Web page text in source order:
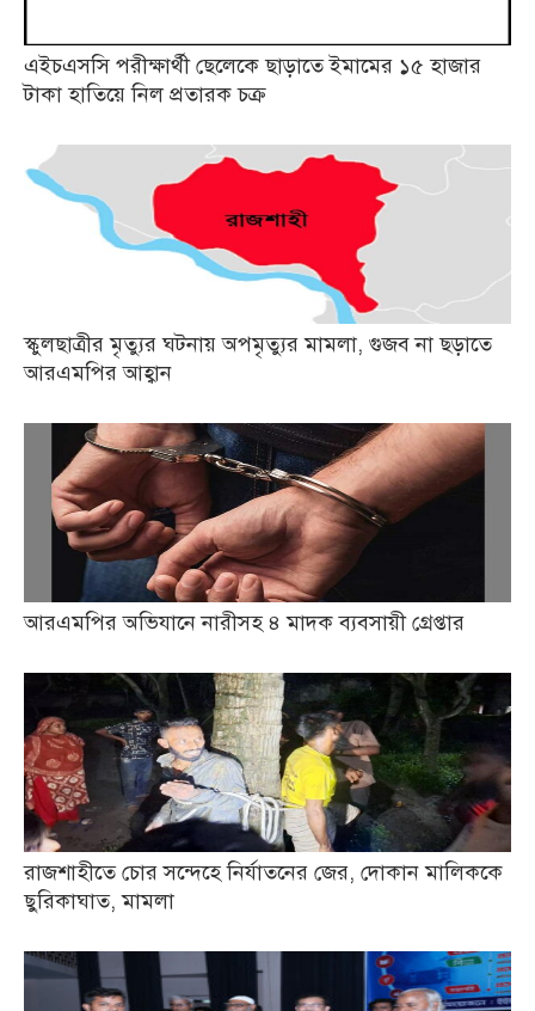
এইচএসসি পরীক্ষার্থী ছেলেকে ছাড়াতে ইমামের ১৫ হাজার
টাকা হাতিয়ে নিল প্রতারক চক্র
স্কুলছাত্রীর মৃত্যুর ঘটনায় অপমৃত্যুর মামলা, গুজব না ছড়াতে
আরএমপির আহ্বান
আরএমপির অভিযানে নারীসহ ৪ মাদক ব্যবসায়ী গ্রেপ্তার
রাজশাহীতে চোর সন্দেহে নির্যাতনের জের, দোকান মালিককে
ছুরিকাঘাত, মামলা